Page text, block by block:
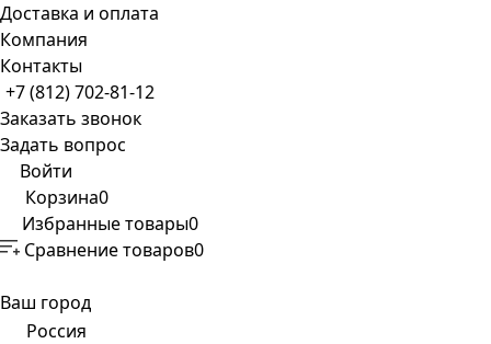
Доставка и оплата
Компания
Контакты
+7 (812) 702-81-12
Заказать звонок
Задать вопрос
Войти
Корзина0
Избранные товары0
Сравнение товаров0
Ваш город
Россия